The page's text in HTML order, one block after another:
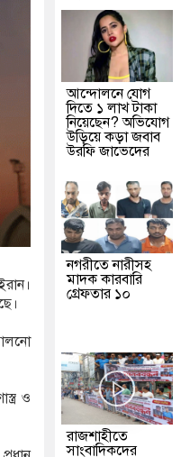
ও
আন্দোলনে যোগ
দিতে ১ লাখ টাকা
নিয়েছেন? অভিযোগ
উড়িয়ে কড়া জবাব
উরফি জাভেদের
নগরীতে নারীসহ
মাদক কারবারি
গ্রেফতার ১০
রাজশাহীতে
সাংবাদিকদের